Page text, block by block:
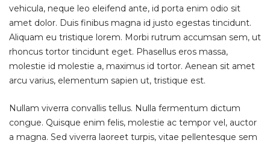
vehicula, neque leo eleifend ante, id porta enim odio sit
amet dolor. Duis finibus magna id justo egestas tincidunt.
Aliquam eu tristique lorem. Morbi rutrum accumsan sem, ut
rhoncus tortor tincidunt eget. Phasellus eros massa,
molestie id molestie a, maximus id tortor. Aenean sit amet
arcu varius, elementum sapien ut, tristique est.
Nullam viverra convallis tellus. Nulla fermentum dictum
congue. Quisque enim felis, molestie ac tempor vel, auctor
a magna. Sed viverra laoreet turpis, vitae pellentesque sem